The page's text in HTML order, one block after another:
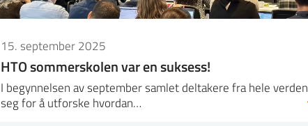
15. september 2025
HTO sommerskolen var en suksess!
I begynnelsen av september samlet deltakere fra hele verden
seg for å utforske hvordan…